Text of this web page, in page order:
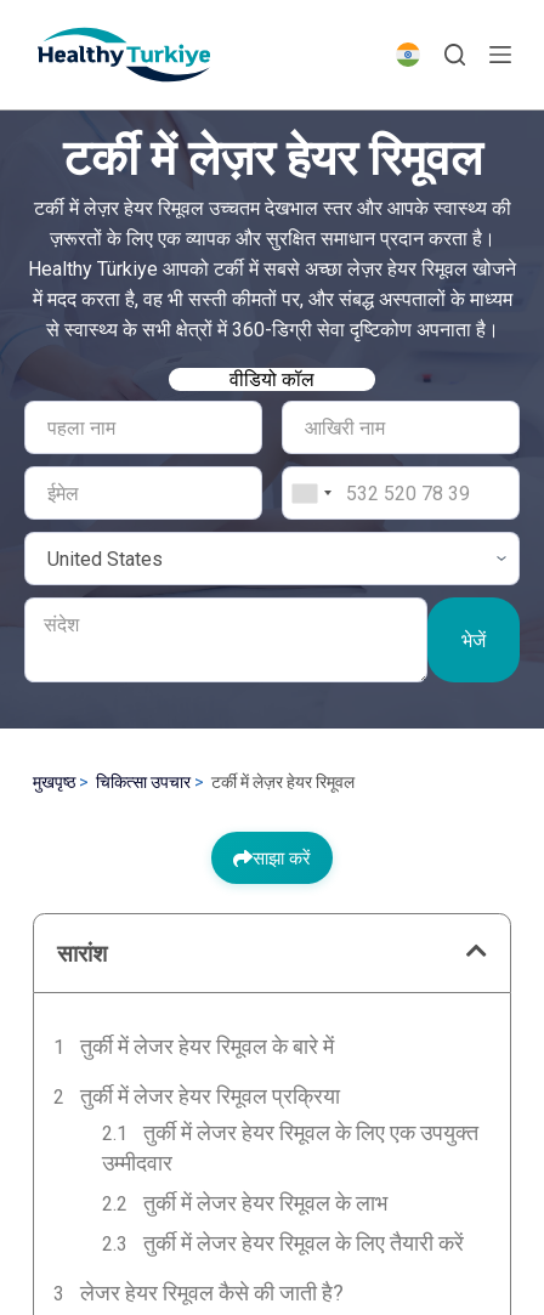
p
c
n
n
टर्की में लेज़र हेयर रिमूवल
टर्की में लेज़र हेयर रिमूवल उच्चतम देखभाल स्तर और आपके स्वास्थ्य की
ज़रूरतों के लिए एक व्यापक और सुरक्षित समाधान प्रदान करता है।
Healthy Türkiye आपको टर्की में सबसे अच्छा लेज़र हेयर रिमूवल खोजने
में मदद करता है, वह भी सस्ती कीमतों पर, और संबद्ध अस्पतालों के माध्यम
से स्वास्थ्य के सभी क्षेत्रों में 360-डिग्री सेवा दृष्टिकोण अपनाता है।
वीडियो कॉल
भेजें
मुखपृष्ठ चिकित्सा उपचार टर्की में लेज़र हेयर रिमूवल
साझा करें
सारांश
तुर्की में लेजर हेयर रिमूवल के बारे में
तुर्की में लेजर हेयर रिमूवल प्रक्रिया
तुर्की में लेजर हेयर रिमूवल के लिए एक उपयुक्त
उम्मीदवार
तुर्की में लेजर हेयर रिमूवल के लाभ
तुर्की में लेजर हेयर रिमूवल के लिए तैयारी करें
लेजर हेयर रिमूवल कैसे की जाती है?